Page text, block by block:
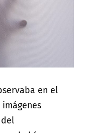
en el